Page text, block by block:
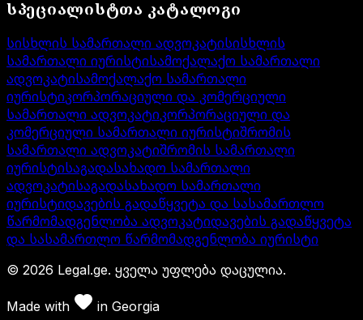
სპეციალისტთა კატალოგი
სისხლის სამართალი ადვოკატისისხლის
სამართალი იურისტისამოქალაქო სამართალი
ადვოკატისამოქალაქო სამართალი
იურისტიკორპორაციული და კომერციული
სამართალი ადვოკატიკორპორაციული და
კომერციული სამართალი იურისტიშრომის
სამართალი ადვოკატიშრომის სამართალი
იურისტისაგადასახადო სამართალი
ადვოკატისაგადასახადო სამართალი
იურისტიდავების გადაწყვეტა და სასამართლო
წარმომადგენლობა ადვოკატიდავების გადაწყვეტა
და სასამართლო წარმომადგენლობა იურისტი
© 2026 Legal.ge. ყველა უფლება დაცულია.
Made with in Georgia